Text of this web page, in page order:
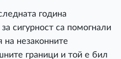
година
сигурност са помогнали
на незаконните
граници и той е бил